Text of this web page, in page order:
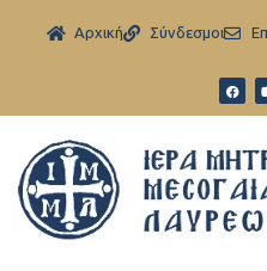
Aρχική Σύνδεσμοι